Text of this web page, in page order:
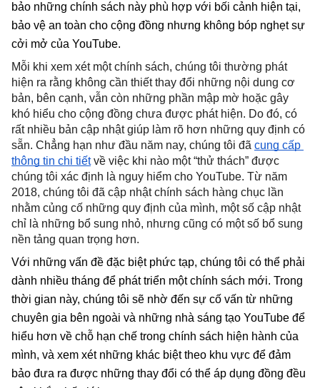
bảo những chính sách này phù hợp với bối cảnh hiện tại,
bảo vệ an toàn cho cộng đồng nhưng không bóp nghẹt sự
cởi mở của YouTube.
Mỗi khi xem xét một chính sách, chúng tôi thường phát
hiện ra rằng không cần thiết thay đổi những nội dung cơ
bản, bên cạnh, vẫn còn những phần mập mờ hoặc gây
khó hiểu cho cộng đồng chưa được phát hiện. Do đó, có
rất nhiều bản cập nhật giúp làm rõ hơn những quy định có
sẵn. Chẳng hạn như đầu năm nay, chúng tôi đã cung cấp
thông tin chi tiết về việc khi nào một “thử thách” được
chúng tôi xác định là nguy hiểm cho YouTube. Từ năm
2018, chúng tôi đã cập nhật chính sách hàng chục lần
nhằm củng cố những quy định của mình, một số cập nhật
chỉ là những bổ sung nhỏ, nhưng cũng có một số bổ sung
nền tảng quan trọng hơn.
Với những vấn đề đặc biệt phức tạp, chúng tôi có thể phải
dành nhiều tháng để phát triển một chính sách mới. Trong
thời gian này, chúng tôi sẽ nhờ đến sự cố vấn từ những
chuyên gia bên ngoài và những nhà sáng tạo YouTube để
hiểu hơn về chỗ hạn chế trong chính sách hiện hành của
mình, và xem xét những khác biệt theo khu vực để đảm
bảo đưa ra được những thay đổi có thể áp dụng đồng đều